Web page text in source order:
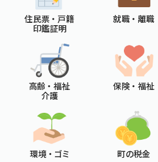
住民票 ・ 戸籍
印鑑証明
就職 ・ 離職
高齢 ・ 福祉
介護
保険 ・ 福祉
環境 ・ ゴミ 町の税金